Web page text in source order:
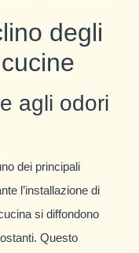
degli
agli odori
dei principali
l’installazione di
si diffondono
Questo